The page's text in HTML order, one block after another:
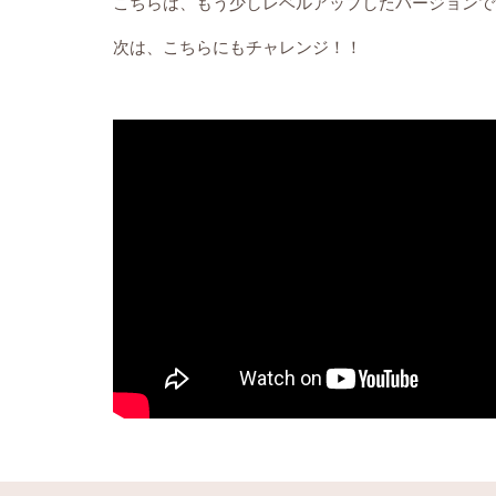
次は、こちらにもチャレンジ！！